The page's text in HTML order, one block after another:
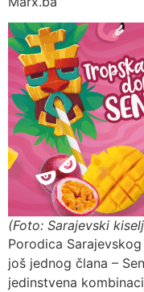
(Foto: Sarajevski
Porodica
još jednog člana –
jedinstvena